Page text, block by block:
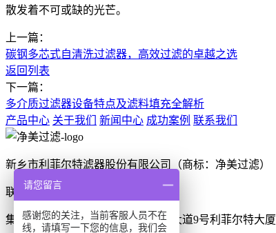
散发着不可或缺的光芒。
上一篇：
碳钢多芯式自清洗过滤器，高效过滤的卓越之选
返回列表
下一篇：
多介质过滤器设备特点及滤料填充全解析
产品中心 关于我们 新闻中心 成功案例 联系我们
新乡市利菲尔特滤器股份有限公司（商标：净美过滤）
联系电话：0373-2636001
集团办公地址：新乡市牧野区宏力大道9号利菲尔特大厦
请您留言
感谢您的关注，当前客服人员不在
线，请填写一下您的信息，我们会